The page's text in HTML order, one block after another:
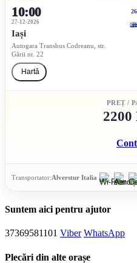
10:00
27-12-2026
Iași
Autogara Transbus Codreanu, str.
Gării nr. 22
Hartă
PREȚ /
Transportator:Alverstur Italia
Suntem aici pentru ajutor
37369581101 Viber WhatsApp
Plecări din alte orașe